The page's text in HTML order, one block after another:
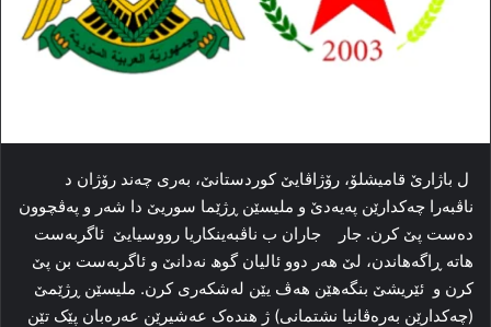
ل باژارێ قامیشلۆ، رۆژاڤایێ كوردستانێ، بەری چەند رۆژان د
ناڤبه‌را چه‌کدارێن پەیەدێ و ملیسێن ڕ‌ژێما سوریێ دا شه‌ر و پەڤچوون
دەست پێ كرن. جار جاران ب ناڤبەینكاریا رووسیایێ ئاگربه‌ست
هاته‌ ڕاگەهاندن، لێ ھەر دوو ئالیان گوھ نه‌دانێ و ئاگربەست بن پێ
كرن و ئێریشێ بنگه‌هێن هه‌ڤ یێن له‌شکه‌ری كرن. ملیسێن ڕژێمێ
(چەكدارێن بەرەڤانیا نشتمانی) ژ هنده‌ک عه‌شیرێن عه‌ره‌بان پێک تێن